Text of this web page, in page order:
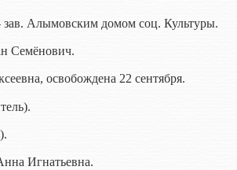
зав. Алымовским домом соц. Культуры.
Семёнович.
освобождена 22 сентября.
Игнатьевна.